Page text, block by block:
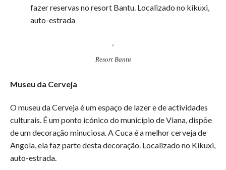
fazer reservas no resort Bantu. Localizado no kikuxi,
auto-estrada
Resort Bantu
Museu da Cerveja
O museu da Cerveja é um espaço de lazer e de actividades
culturais. É um ponto icónico do município de Viana, dispõe
de um decoração minuciosa. A Cuca é a melhor cerveja de
Angola, ela faz parte desta decoração. Localizado no Kikuxi,
auto-estrada.